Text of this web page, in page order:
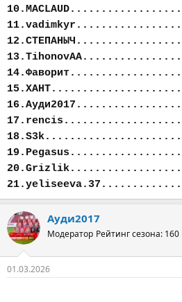
Ауди2017
Модератор Рейтинг сезона: 160
01.03.2026